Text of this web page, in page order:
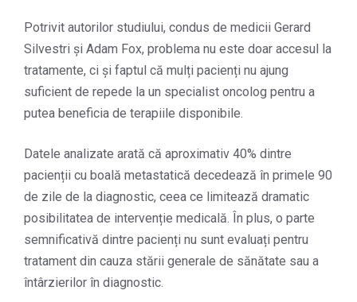
Potrivit autorilor studiului, condus de medicii Gerard
Silvestri și Adam Fox, problema nu este doar accesul la
tratamente, ci și faptul că mulți pacienți nu ajung
suficient de repede la un specialist oncolog pentru a
putea beneficia de terapiile disponibile.
Datele analizate arată că aproximativ 40% dintre
pacienții cu boală metastatică decedează în primele 90
de zile de la diagnostic, ceea ce limitează dramatic
posibilitatea de intervenție medicală. În plus, o parte
semnificativă dintre pacienți nu sunt evaluați pentru
tratament din cauza stării generale de sănătate sau a
întârzierilor în diagnostic.